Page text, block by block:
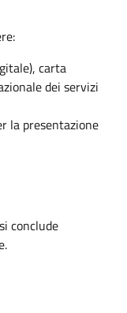
carta
dei servizi
la presentazione
conclude